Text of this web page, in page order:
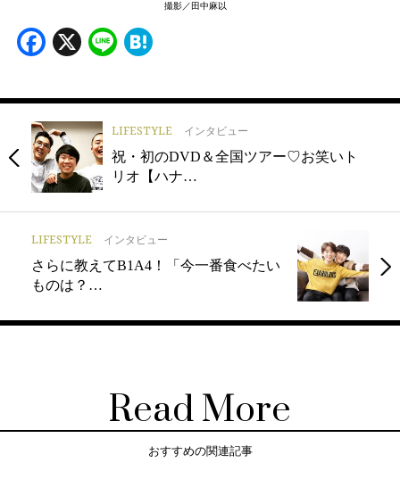
撮影／田中麻以
Facebook
X Line
LIFESTYLE インタビュー
祝・初のDVD＆全国ツアー♡お笑いト
リオ【ハナ…
LIFESTYLE インタビュー
さらに教えてB1A4！「今一番食べたい
ものは？…
Read More
おすすめの関連記事